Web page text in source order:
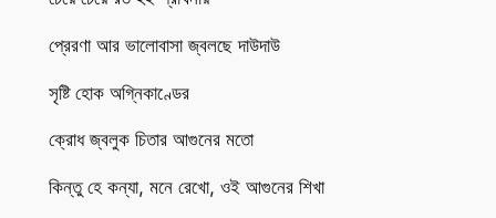
প্রেরণা আর ভালোবাসা জ্বলছে দাউদাউ
সৃষ্টি হোক অগ্নিকাণ্ডের
ক্রোধ জ্বলুক চিতার আগুনের মতো
কিন্তু হে কন্যা, মনে রেখো, ওই আগুনের শিখা